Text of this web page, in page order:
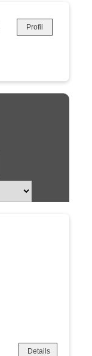
Profil
Details